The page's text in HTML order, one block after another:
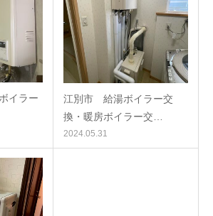
イラー
江別市 給湯ボイラー交
換・暖房ボイラー交…
2024.05.31